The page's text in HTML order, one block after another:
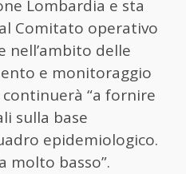
Lombardia e sta
Comitato operativo
nell’ambito delle
e monitoraggio
“a fornire
sulla base
epidemiologico.
molto basso”.